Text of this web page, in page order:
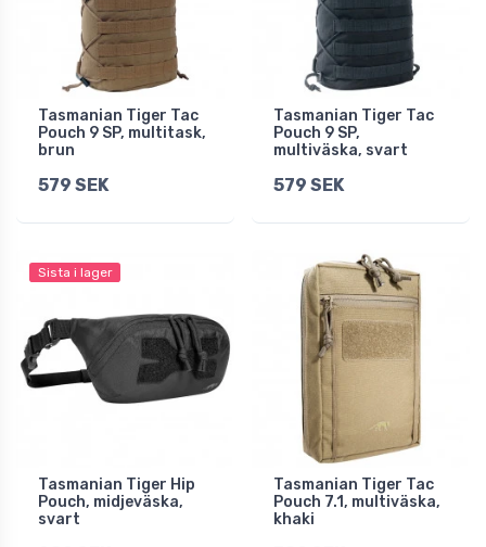
Tasmanian Tiger Tac
Pouch 9 SP, multitask,
brun
579 SEK
Tasmanian Tiger Tac
Pouch 9 SP,
multiväska, svart
579 SEK
Sista i lager
Tasmanian Tiger Hip
Pouch, midjeväska,
svart
Tasmanian Tiger Tac
Pouch 7.1, multiväska,
khaki